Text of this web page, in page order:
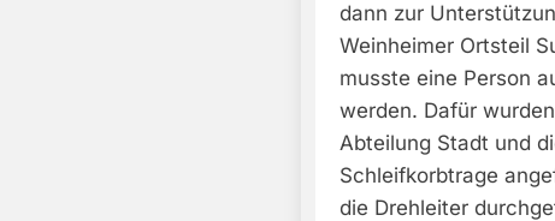
dann zur
Weinheimer Ortsteil
musste eine Person
werden. Dafür
Abteilung Stadt und
Schleifkorbtrage
die Drehleiter